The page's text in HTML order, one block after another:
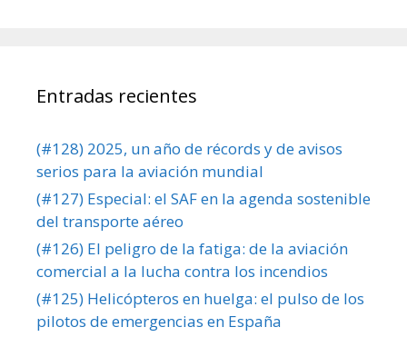
Entradas recientes
(#128) 2025, un año de récords y de avisos
serios para la aviación mundial
(#127) Especial: el SAF en la agenda sostenible
del transporte aéreo
(#126) El peligro de la fatiga: de la aviación
comercial a la lucha contra los incendios
(#125) Helicópteros en huelga: el pulso de los
pilotos de emergencias en España